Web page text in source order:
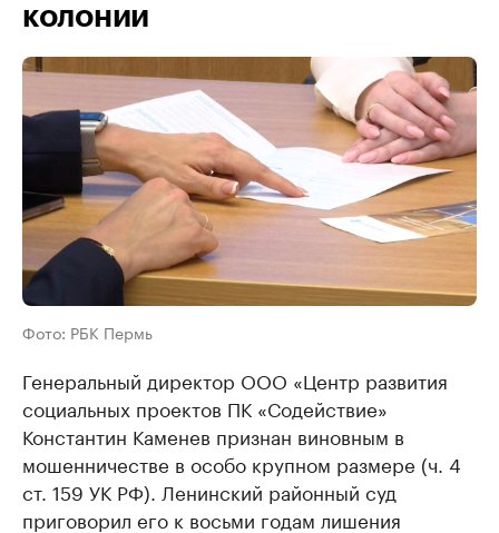
колонии
Фото: РБК Пермь
Генеральный директор ООО «Центр развития
социальных проектов ПК «Содействие»
Константин Каменев признан виновным в
мошенничестве в особо крупном размере (ч. 4
ст. 159 УК РФ). Ленинский районный суд
приговорил его к восьми годам лишения